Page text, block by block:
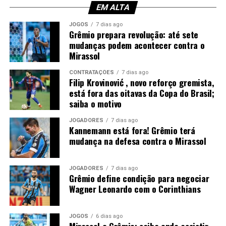
Gabriel Grando; Pávon, Gustavo Martins,
Kannemann e Pedro Gabriel; Nardoni, Dodi e
Noriega; Tetê, Amuzu e Braithwaite.Técnico:
Luís Castro.
Foto: Lucas Uebel / Grêmio
EM ALTA
JOGOS 7 dias ago
Grêmio prepara revolução: até sete
mudanças podem acontecer contra o
Mirassol
CONTRATAÇÕES 7 dias ago
Filip Krovinović , novo reforço gremista,
está fora das oitavas da Copa do Brasil;
saiba o motivo
JOGADORES 7 dias ago
Kannemann está fora! Grêmio terá
mudança na defesa contra o Mirassol
JOGADORES 7 dias ago
Grêmio define condição para negociar
Wagner Leonardo com o Corinthians
JOGOS 6 dias ago